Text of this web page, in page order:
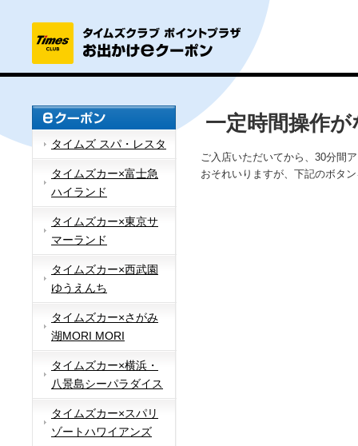
タイムズ スパ・レスタ
タイムズカー×富士急
ハイランド
タイムズカー×東京サ
マーランド
タイムズカー×西武園
ゆうえんち
タイムズカー×さがみ
湖MORI MORI
タイムズカー×横浜・
八景島シーパラダイス
タイムズカー×スパリ
ゾートハワイアンズ
一定時間操作
ご入店いただいてから、30分間
おそれいりますが、下記のボタ